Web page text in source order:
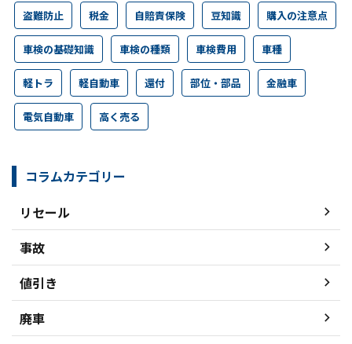
盗難防止 税金 自賠責保険 豆知識 購入の注意点
車検の基礎知識 車検の種類 車検費用 車種
軽トラ 軽自動車 還付 部位・部品 金融車
電気自動車 高く売る
コラムカテゴリー
リセール
事故
値引き
廃車